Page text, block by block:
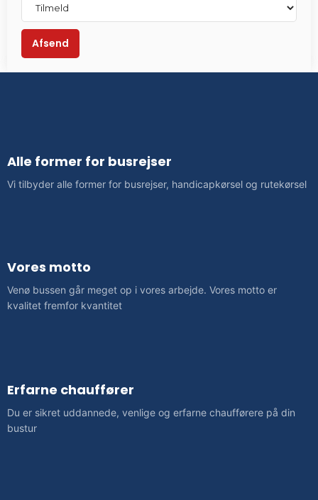
Alle former for busrejser
​Vi tilbyder alle former for busrejser, handicapkørsel og rutekørsel
Vores motto
Venø bussen går meget op i vores arbejde. Vores motto er
kvalitet fremfor kvantitet
Erfarne chauffører
Du er sikret uddannede, venlige og erfarne chaufførere på din
bustur